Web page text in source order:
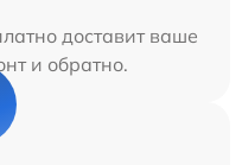
доставит ваше
и обратно.